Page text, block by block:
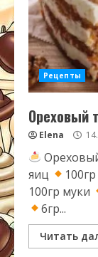
Рецепты
Ореховый
Elena
яиц
100гр муки
6гр...
Читать